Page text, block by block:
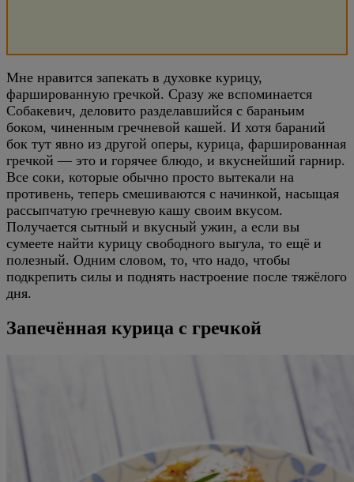
Мне нравится запекать в духовке курицу,
фаршированную гречкой. Сразу же вспоминается
Собакевич, деловито разделавшийся с бараньим
боком, чиненным гречневой кашей. И хотя бараний
бок тут явно из другой оперы, курица, фаршированная
гречкой — это и горячее блюдо, и вкуснейший гарнир.
Все соки, которые обычно просто вытекали на
противень, теперь смешиваются с начинкой, насыщая
рассыпчатую гречневую кашу своим вкусом.
Получается сытный и вкусный ужин, а если вы
сумеете найти курицу свободного выгула, то ещё и
полезный. Одним словом, то, что надо, чтобы
подкрепить силы и поднять настроение после тяжёлого
дня.
Запечённая курица с гречкой